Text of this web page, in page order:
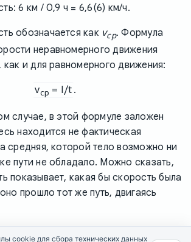
6 км / 0,9 ч = 6,6(6) км/ч.
обозначается как vср. Формула
неравномерного движения
как и для равномерного движения:
vср = l/t .
случае, в этой формуле заложен
находится не фактическая
средняя, которой тело возможно ни
пути не обладало. Можно сказать,
показывает, какая бы скорость была
прошло тот же путь, двигаясь
cookie для сбора технических данных